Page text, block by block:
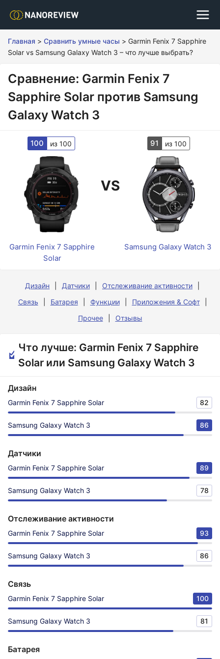
Главная > Сравнить умные часы > Garmin Fenix 7 Sapphire
Solar vs Samsung Galaxy Watch 3 – что лучше выбрать?
Сравнение: Garmin Fenix 7
Sapphire Solar против Samsung
Galaxy Watch 3
100 из 100
VS
91 из 100
Garmin Fenix 7 Sapphire
Solar
Samsung Galaxy Watch 3
Дизайн Датчики
Отслеживание активности
Связь
Батарея Функции
Приложения & Софт
Прочее
Отзывы
Что лучше: Garmin Fenix 7 Sapphire
Solar или Samsung Galaxy Watch 3
Дизайн
Garmin Fenix 7 Sapphire Solar 82
Samsung Galaxy Watch 3 86
Датчики
Garmin Fenix 7 Sapphire Solar 89
Samsung Galaxy Watch 3 78
Отслеживание активности
Garmin Fenix 7 Sapphire Solar 93
Samsung Galaxy Watch 3 86
Связь
Garmin Fenix 7 Sapphire Solar 100
Samsung Galaxy Watch 3 81
Батарея